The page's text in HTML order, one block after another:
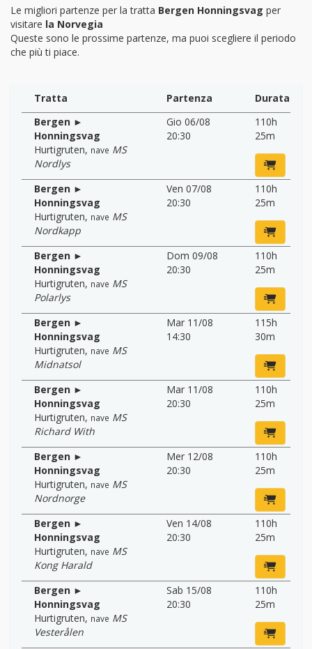
Le migliori partenze per la tratta Bergen Honningsvag per
visitare la Norvegia
Queste sono le prossime partenze, ma puoi scegliere il periodo
che più ti piace.
Tratta Partenza
Durata
Bergen ►
Honningsvag
Hurtigruten, nave MS
Nordlys
Gio 06/08
20:30
110h
25m
Bergen ►
Honningsvag
Hurtigruten, nave MS
Nordkapp
Ven 07/08
20:30
110h
25m
Bergen ►
Honningsvag
Hurtigruten, nave MS
Polarlys
Dom 09/08
20:30
110h
25m
Bergen ►
Honningsvag
Hurtigruten, nave MS
Midnatsol
Mar 11/08
14:30
115h
30m
Bergen ►
Honningsvag
Hurtigruten, nave MS
Richard With
Mar 11/08
20:30
110h
25m
Bergen ►
Honningsvag
Hurtigruten, nave MS
Nordnorge
Mer 12/08
20:30
110h
25m
Bergen ►
Honningsvag
Hurtigruten, nave MS
Kong Harald
Ven 14/08
20:30
110h
25m
Bergen ►
Honningsvag
Hurtigruten, nave MS
Vesterålen
Sab 15/08
20:30
110h
25m